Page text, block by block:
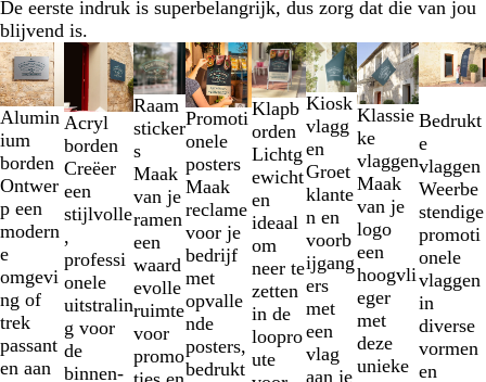
De eerste indruk is superbelangrijk, dus zorg dat die van jou
blijvend is.
Nieuwe opties
Alumin
ium
borden
Ontwer
p een
modern
e
omgevi
ng of
trek
passant
en aan
Nieuwe opties
Acryl
borden
Creëer
een
stijlvolle
,
professi
onele
uitstralin
g voor
de
binnen-
Nieuwe opties
Raam
sticker
s
Maak
van je
ramen
een
waard
evolle
ruimte
voor
promo
Promoti
onele
posters
Maak
reclame
voor je
bedrijf
met
opvalle
nde
posters,
bedrukt
Klapb
orden
Lichtg
ewicht
en
ideaal
om
neer te
zetten
in de
loopro
ute
Kiosk
vlagg
en
Groet
klante
n en
voorb
ijgang
ers
met
een
vlag
aan je
Nieuwe opties
Klassie
ke
vlaggen
Maak
van je
logo
een
hoogvli
eger
met
deze
unieke
Bedrukt
e
vlaggen
Weerbe
stendige
promoti
onele
vlaggen
in
diverse
vormen
en
Dia's
1
t/m
2
van
8